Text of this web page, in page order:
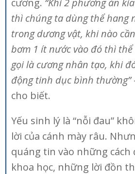
thì chúng ta dùng thể hang
trong dương vật, khi nào
bơm 1 ít nước vào đó thì
gọi là cương nhân tạo, khi
động tinh dục bình thường”
cho biết.
Yếu sinh lý là “nỗi đau”
lời của cánh mày râu.
quáng tin vào những
khoa học, những lời đồn